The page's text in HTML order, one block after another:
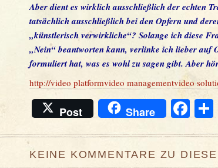
Aber dient es wirklich ausschließlich der echten
tatsächlich ausschließlich bei den Opfern und
„künstlerisch verwirkliche“? Solange ich diese
„Nein“ beantworten kann, verlinke ich lieber auf
formuliert hat, was es wohl zu sagen gibt. Aber
http://video platformvideo managementvideo
Post Share
KEINE KOMMENTARE ZU